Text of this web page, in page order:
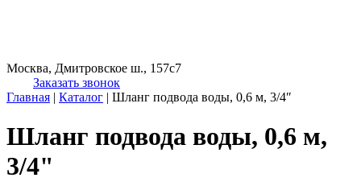
Москва, Дмитровское ш., 157с7
Заказать звонок
Главная | Каталог | Шланг подвода воды, 0,6 м, 3/4″
Шланг подвода воды, 0,6 м,
3/4"